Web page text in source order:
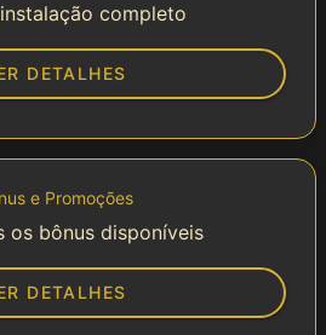
completo
DETALHES
e Promoções
os bônus disponíveis
DETALHES